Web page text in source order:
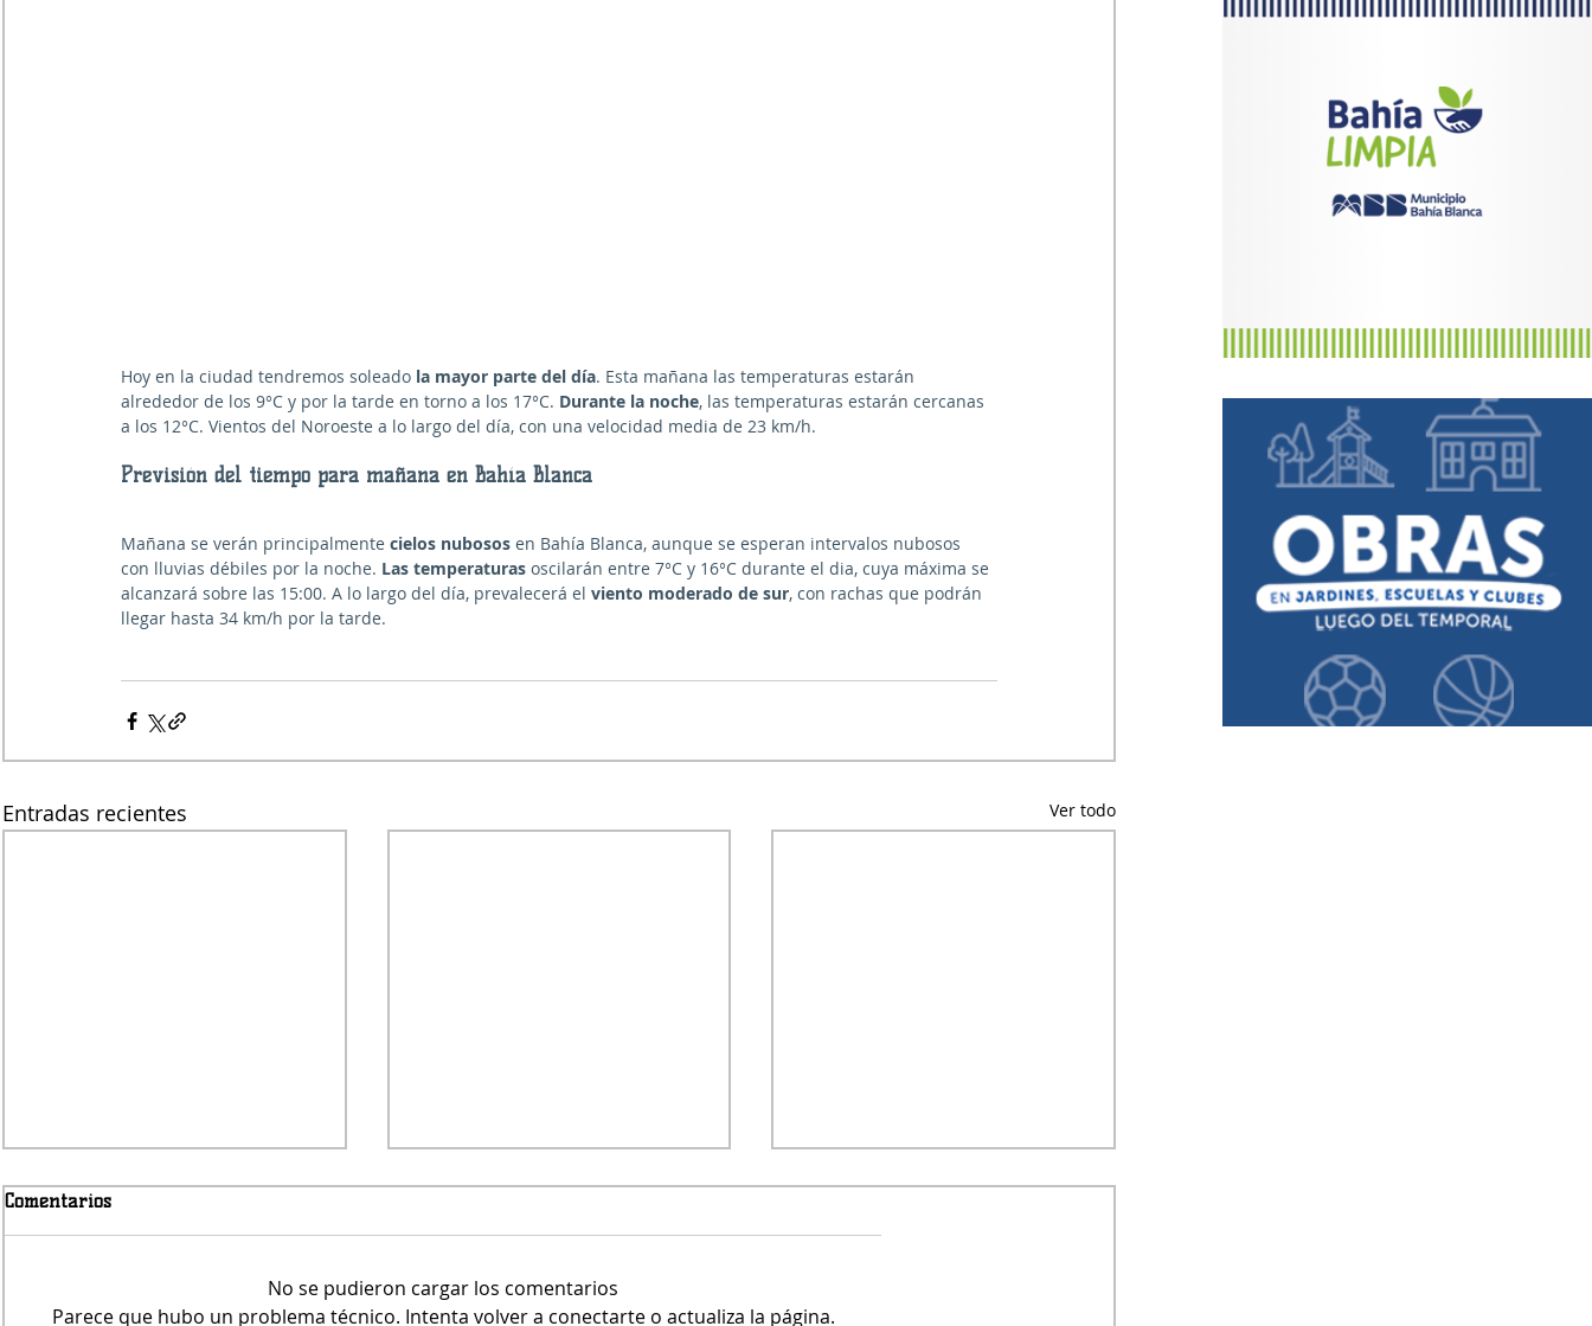
Hoy en la ciudad tendremos soleado la mayor parte del día. Esta mañana las temperaturas estarán
alrededor de los 9°C y por la tarde en torno a los 17°C. Durante la noche, las temperaturas estarán cercanas
a los 12°C. Vientos del Noroeste a lo largo del día, con una velocidad media de 23 km/h.
Previsión del tiempo para mañana en Bahía Blanca
Mañana se verán principalmente cielos nubosos en Bahía Blanca, aunque se esperan intervalos nubosos
con lluvias débiles por la noche. Las temperaturas oscilarán entre 7°C y 16°C durante el dia, cuya máxima se
alcanzará sobre las 15:00. A lo largo del día, prevalecerá el viento moderado de sur, con rachas que podrán
llegar hasta 34 km/h por la tarde.
Entradas recientes Ver todo
Comentarios
No se pudieron cargar los comentarios
Parece que hubo un problema técnico. Intenta volver a conectarte o actualiza la página.